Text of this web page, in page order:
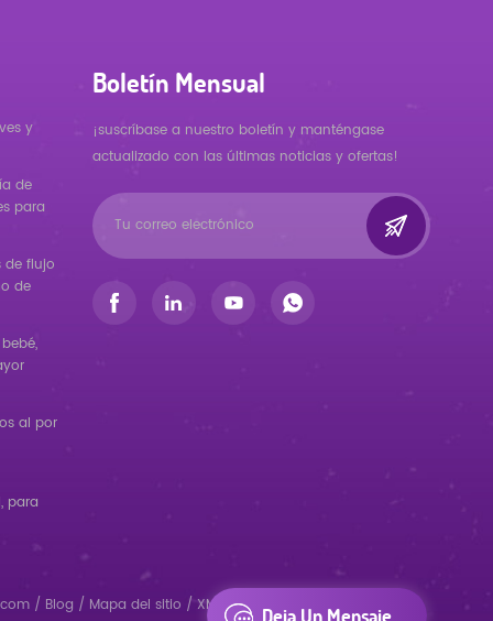
y
de
para
de flujo
de
al por
para
Boletín Mensual
¡suscríbase a nuestro boletín y manténgase
actualizado con las últimas noticias y ofertas!
/ Blog / Mapa del sitio / XML /política de privacidad/
Deja Un Mensaje